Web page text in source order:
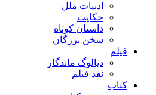
ادبیات ملل
حکایت
داستان کوتاه
سخن بزرگان
فیلم
دیالوگ ماندگار
نقد فیلم
کتاب